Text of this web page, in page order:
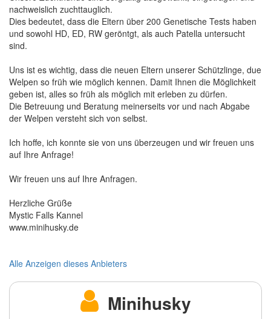
nachweislich zuchttauglich.
Dies bedeutet, dass die Eltern über 200 Genetische Tests haben
und sowohl HD, ED, RW geröntgt, als auch Patella untersucht
sind.
Uns ist es wichtig, dass die neuen Eltern unserer Schützlinge, due
Welpen so früh wie möglich kennen. Damit Ihnen die Möglichkeit
geben ist, alles so früh als möglich mit erleben zu dürfen.
Die Betreuung und Beratung meinerseits vor und nach Abgabe
der Welpen versteht sich von selbst.
Ich hoffe, ich konnte sie von uns überzeugen und wir freuen uns
auf Ihre Anfrage!
Wir freuen uns auf Ihre Anfragen.
Herzliche Grüße
Mystic Falls Kannel
www.minihusky.de
Alle Anzeigen dieses Anbieters
Minihusky